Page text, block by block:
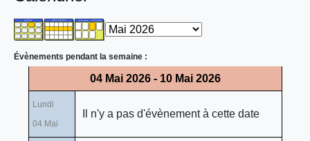
Évènements pendant la semaine :
04 Mai 2026 - 10 Mai 2026
Lundi
04 Mai
Il n'y a pas d'évènement à cette date